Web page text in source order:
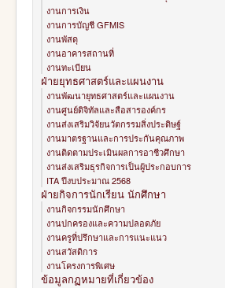
งานการเงิน
งานการบัญชี GFMIS
งานพัสดุ
งานอาคารสถานที่
งานทะเบียน
ฝ่ายยุทธศาสตร์และแผนงาน
งานพัฒนายุทธศาสตร์และแผนงาน
งานศูนย์ดิจิทัลและสือสารองค์กร
งานส่งเสริมวิจัยนวัตกรรมสิ่งประดิษฐ์
งานมาตรฐานและการประกันคุณภาพ
งานติดตามประเมินผลการอาชีวศึกษา
งานส่งเสริมธุรกิจการเป็นผู้ประกอบการ
ITA ปีงบประมาณ 2568
ฝ่ายกิจการนักเรียน นักศึกษา
งานกิจกรรมนักศึกษา
งานปกครองและความปลอดภัย
งานครูที่ปรึกษาและการแนะแนว
งานสวัสดิการ
งานโครงการพิเศษ
ข้อมูลกฏหมายที่เกี่ยวข้อง